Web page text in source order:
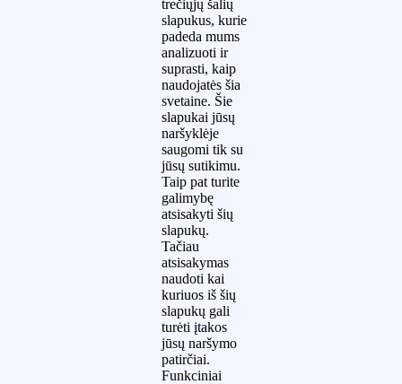
trečiųjų šalių
slapukus, kurie
padeda mums
analizuoti ir
suprasti, kaip
naudojatės šia
svetaine. Šie
slapukai jūsų
naršyklėje
saugomi tik su
jūsų sutikimu.
Taip pat turite
galimybę
atsisakyti šių
slapukų.
Tačiau
atsisakymas
naudoti kai
kuriuos iš šių
slapukų gali
turėti įtakos
jūsų naršymo
patirčiai.
Funkciniai